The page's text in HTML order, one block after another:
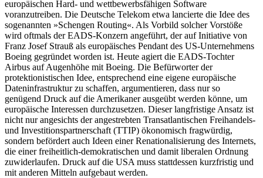
europäischen Hard- und wettbewerbsfähigen Software
voranzutreiben. Die Deutsche Telekom etwa lancierte die Idee des
sogenannten »Schengen Routing«. Als Vorbild solcher Vorstöße
wird oftmals der EADS-Konzern angeführt, der auf Initiative von
Franz Josef Strauß als europäisches Pendant des US-Unternehmens
Boeing gegründet worden ist. Heute agiert die EADS-Tochter
Airbus auf Augenhöhe mit Boeing. Die Befürworter der
protektionistischen Idee, entsprechend eine eigene europäische
Dateninfrastruktur zu schaffen, argumentieren, dass nur so
genügend Druck auf die Amerikaner ausgeübt werden könne, um
europäische Interessen durchzusetzen. Dieser langfristige Ansatz ist
nicht nur angesichts der angestrebten Transatlantischen Freihandels-
und Investitionspartnerschaft (TTIP) ökonomisch fragwürdig,
sondern befördert auch Ideen einer Renationalisierung des Internets,
die einer freiheitlich-demokratischen und damit liberalen Ordnung
zuwiderlaufen. Druck auf die USA muss stattdessen kurzfristig und
mit anderen Mitteln aufgebaut werden.